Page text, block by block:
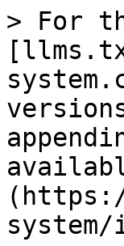
> For
(https://